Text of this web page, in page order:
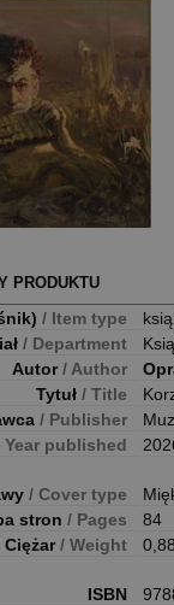
PRODUKTU
/ Item type
/ Department
Autor/ Author
Tytuł / Title
/ Publisher
Year published
/ Cover type
stron / Pages
84
Ciężar/ Weight
ISBN